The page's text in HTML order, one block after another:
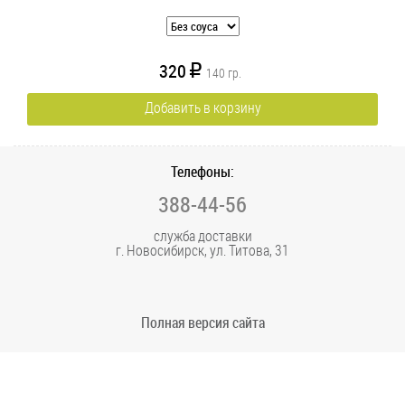
320 R 140 гр.
Добавить в корзину
Телефоны:
388-44-56
служба доставки
г. Новосибирск, ул. Титова, 31
Полная версия сайта